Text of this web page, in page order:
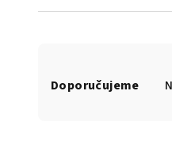
aDoporučujeme